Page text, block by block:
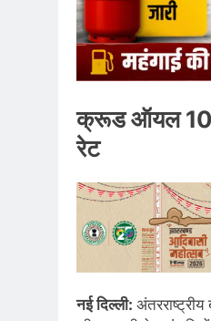
क्रूड ऑयल 100
रेट
नई दिल्ली: